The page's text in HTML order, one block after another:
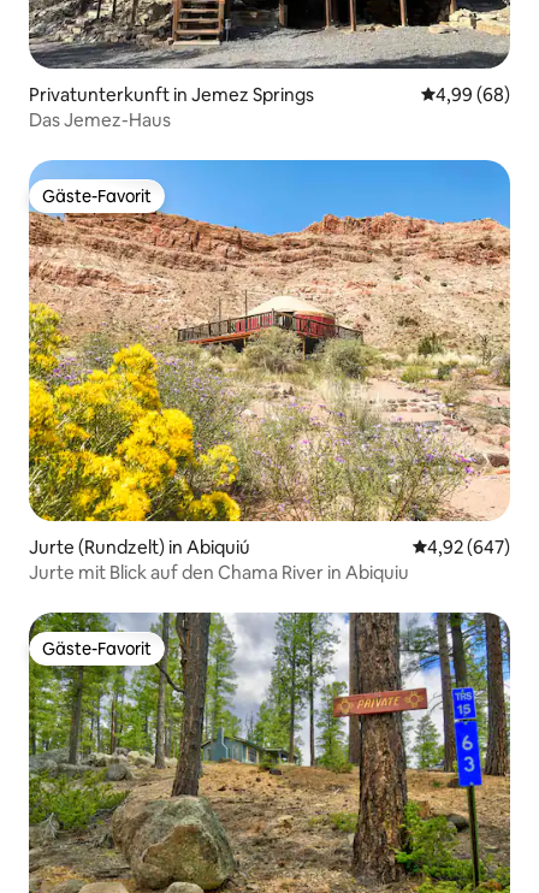
Privatunterkunft in Jemez Springs
4,99 (68)
Das Jemez-Haus
Gäste-Favorit
Gäste-Favorit
Jurte (Rundzelt) in Abiquiú
4,92 (647)
Jurte mit Blick auf den Chama River in Abiquiu
Gäste-Favorit
Gäste-Favorit